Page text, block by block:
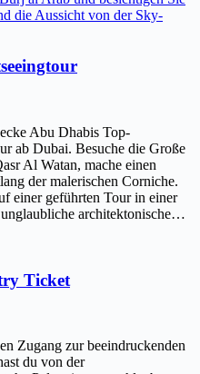
die Aussicht von der Sky-
Abu Dhabis Top-
ab Dubai. Besuche die Große
Al Watan, mache einen
der malerischen Corniche.
einer geführten Tour in einer
architektonische…
Ticket
Zugang zur beeindruckenden
du von der